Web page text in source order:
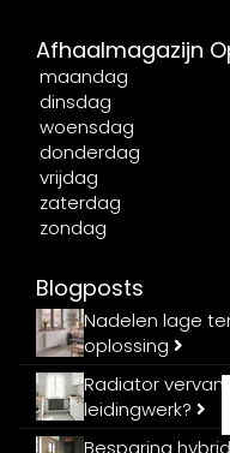
Afhaalmagazijn
maandag
dinsdag
woensdag
donderdag
vrijdag
zaterdag
zondag
Blogposts
Nadelen lage
oplossing
Radiator
leidingwerk?
Besparing